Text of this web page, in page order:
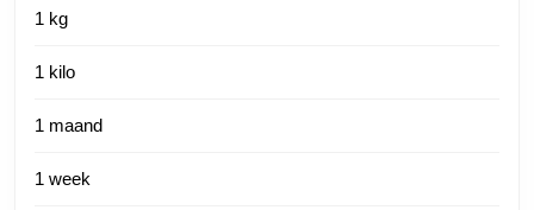
1 kg
1 kilo
1 maand
1 week